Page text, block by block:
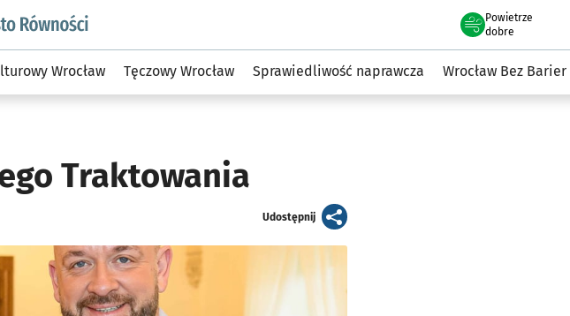
podserwis: Miasto równości
Powietrze
we Wrocławiu
dobre
Wrocław Tęczowy Wrocław Sprawiedliwość naprawcza Wrocław Bez Barier
Traktowania
Udostępnijartykuł